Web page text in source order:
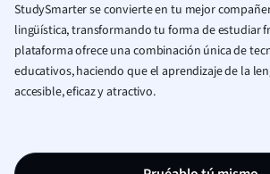
StudySmarter se convierte en tu mejor
lingüística, transformando tu forma de estudiar
plataforma ofrece una combinación única de
educativos, haciendo que el aprendizaje de la
accesible, eficaz y atractivo.